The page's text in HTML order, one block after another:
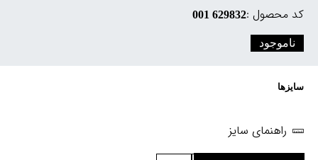
کد محصول :629832 001
ناموجود
سایزها
راهنمای سایز